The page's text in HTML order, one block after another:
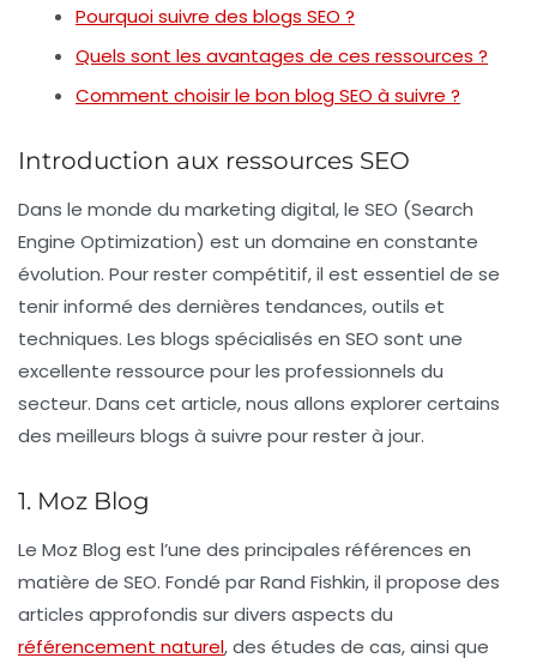
Pourquoi suivre des blogs SEO ?
Quels sont les avantages de ces ressources ?
Comment choisir le bon blog SEO à suivre ?
Introduction aux ressources SEO
Dans le monde du marketing digital, le SEO (Search
Engine Optimization) est un domaine en constante
évolution. Pour rester compétitif, il est essentiel de se
tenir informé des dernières tendances, outils et
techniques. Les blogs spécialisés en SEO sont une
excellente ressource pour les professionnels du
secteur. Dans cet article, nous allons explorer certains
des meilleurs blogs à suivre pour rester à jour.
1. Moz Blog
Le Moz Blog est l’une des principales références en
matière de SEO. Fondé par Rand Fishkin, il propose des
articles approfondis sur divers aspects du
référencement naturel, des études de cas, ainsi que